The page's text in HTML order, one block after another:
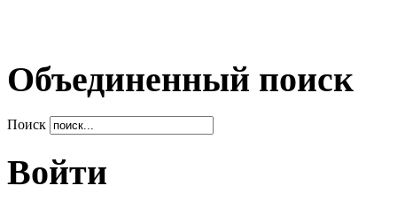
Объединенный поиск
Поиск
Войти